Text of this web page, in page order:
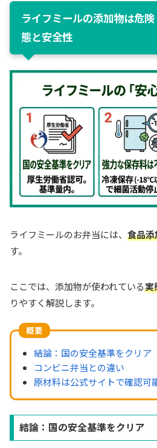
ライフミールの添加物は危
態と安全性
ライフミールのお弁当には、 食品
す。
ここでは、添加物が使われている実
りやすく解説します。
概要
結論：国の安全基準をクリア
コンビニ弁当との違い
原材料は公式サイトで確認可
結論：国の安全基準をクリア